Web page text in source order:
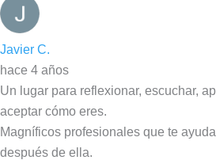
Javier C.
hace 4 años
Un lugar para reflexionar, escuchar,
aceptar cómo eres.
Magníficos profesionales que te
después de ella.